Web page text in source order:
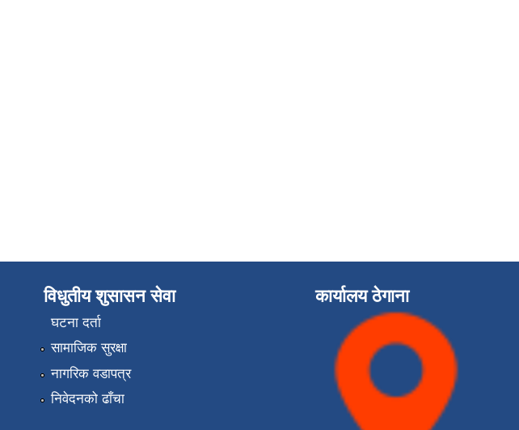
विधुतीय शुसासन सेवा
घटना दर्ता
सामाजिक सुरक्षा
नागरिक वडापत्र
निवेदनको ढाँचा
कार्यालय ठेगाना